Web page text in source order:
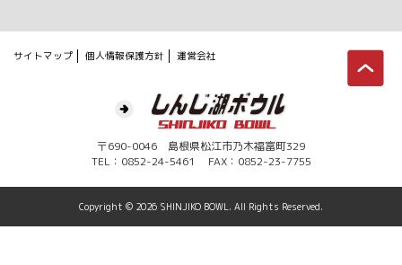
サイトマップ 個人情報保護方針 運営会社
〒690-0046 島根県松江市乃木福富町329
TEL：0852-24-5461 FAX：0852-23-7755
Copyright © 2026 SHINJIKO BOWL. All Rights Reserved.